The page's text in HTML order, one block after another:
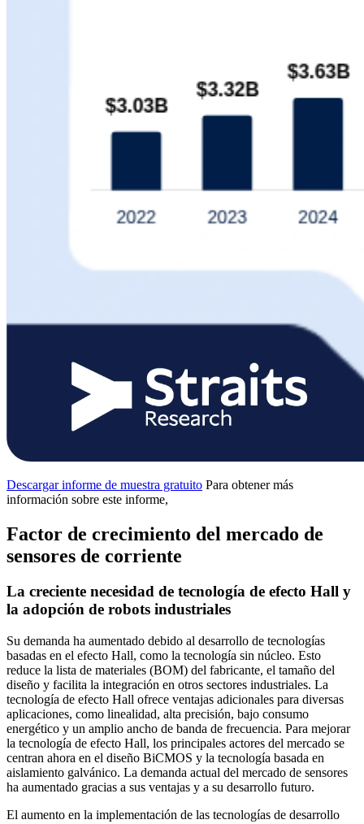
Descargar informe de muestra gratuito Para obtener más
información sobre este informe,
Factor de crecimiento del mercado de
sensores de corriente
La creciente necesidad de tecnología de efecto Hall y
la adopción de robots industriales
Su demanda ha aumentado debido al desarrollo de tecnologías
basadas en el efecto Hall, como la tecnología sin núcleo. Esto
reduce la lista de materiales (BOM) del fabricante, el tamaño del
diseño y facilita la integración en otros sectores industriales. La
tecnología de efecto Hall ofrece ventajas adicionales para diversas
aplicaciones, como linealidad, alta precisión, bajo consumo
energético y un amplio ancho de banda de frecuencia. Para mejorar
la tecnología de efecto Hall, los principales actores del mercado se
centran ahora en el diseño BiCMOS y la tecnología basada en
aislamiento galvánico. La demanda actual del mercado de sensores
ha aumentado gracias a sus ventajas y a su desarrollo futuro.
El aumento en la implementación de las tecnologías de desarrollo